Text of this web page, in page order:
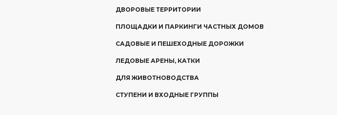
ДВОРОВЫЕ ТЕРРИТОРИИ
ПЛОЩАДКИ И ПАРКИНГИ ЧАСТНЫХ ДОМОВ
САДОВЫЕ И ПЕШЕХОДНЫЕ ДОРОЖКИ
ЛЕДОВЫЕ АРЕНЫ, КАТКИ
ДЛЯ ЖИВОТНОВОДСТВА
СТУПЕНИ И ВХОДНЫЕ ГРУППЫ